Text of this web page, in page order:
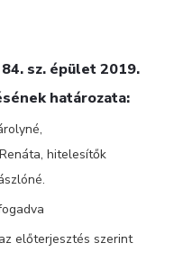
sz. épület 2019.
határozata:
hitelesítők
előterjesztés szerint